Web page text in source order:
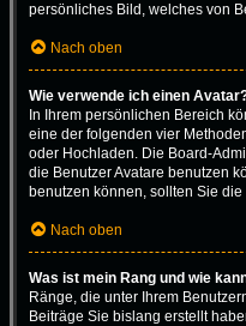
persönliches Bild, welches von
Nach oben
Wie verwende ich einen
In Ihrem persönlichen Bereich
eine der folgenden vier
oder Hochladen. Die Board-
die Benutzer Avatare benutzen
benutzen können, sollten Sie
Nach oben
Was ist mein Rang und wie
Ränge, die unter Ihrem
Beiträge Sie bislang erstellt